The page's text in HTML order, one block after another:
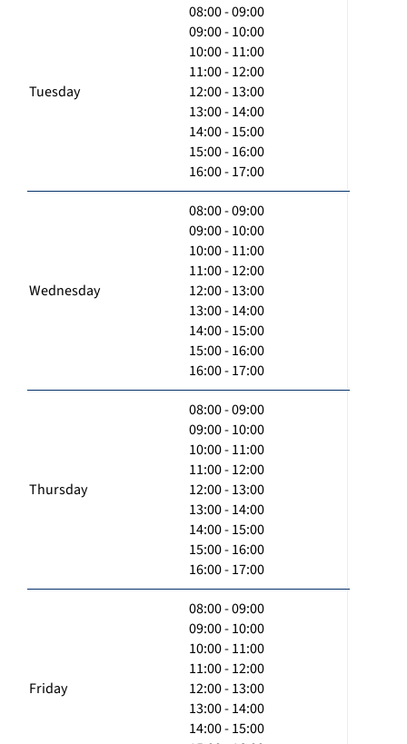
Tuesday
08:00 - 09:00
09:00 - 10:00
10:00 - 11:00
11:00 - 12:00
12:00 - 13:00
13:00 - 14:00
14:00 - 15:00
15:00 - 16:00
16:00 - 17:00
Wednesday
08:00 - 09:00
09:00 - 10:00
10:00 - 11:00
11:00 - 12:00
12:00 - 13:00
13:00 - 14:00
14:00 - 15:00
15:00 - 16:00
16:00 - 17:00
Thursday
08:00 - 09:00
09:00 - 10:00
10:00 - 11:00
11:00 - 12:00
12:00 - 13:00
13:00 - 14:00
14:00 - 15:00
15:00 - 16:00
16:00 - 17:00
Friday
08:00 - 09:00
09:00 - 10:00
10:00 - 11:00
11:00 - 12:00
12:00 - 13:00
13:00 - 14:00
14:00 - 15:00